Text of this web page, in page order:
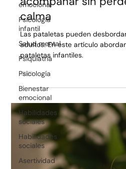
emocional
Psicología
infantil
Salud mental
Psiquiatría
Psicología
Bienestar
emocional
Habilidades
sociales
Habilidades
sociales
Asertividad
acompañar sin
calma
Las pataletas pueden
adultos. En este artículo
pataletas infantiles.